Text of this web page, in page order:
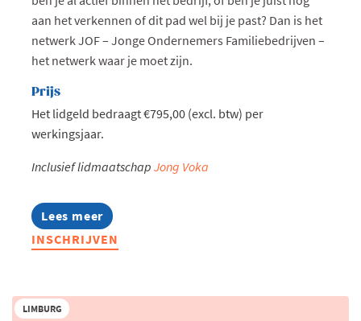
aan het verkennen of dit pad wel bij je past? Dan is het
netwerk JOF – Jonge Ondernemers Familiebedrijven –
het netwerk waar je moet zijn.
Prijs
Het lidgeld bedraagt €795,00 (excl. btw) per
werkingsjaar.
Inclusief lidmaatschap Jong Voka
Lees meer
about
Jonge
Ondernemers
INSCHRIJVEN
LIMBURG